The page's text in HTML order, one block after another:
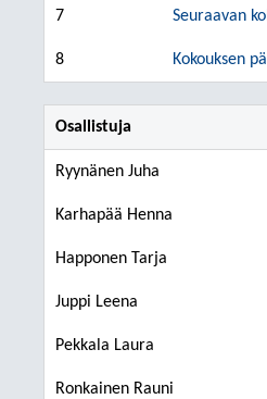
7 Seuraavan
8 Kokouksen
Osallistuja
Ryynänen Juha
Karhapää Henna
Happonen Tarja
Juppi Leena
Pekkala Laura
Ronkainen Rauni